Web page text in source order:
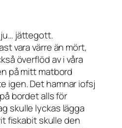
ju… jättegott.
vara värre än mört,
överflöd av i våra
på mitt matbord
igen. Det hamnar iofsj
bordet alls för
skulle lyckas lägga
fiskabit skulle den